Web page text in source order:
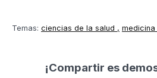
Temas: ciencias de la salud medicina
¡Compartir es